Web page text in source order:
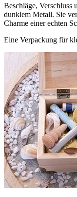
Beschläge, Verschluss
dunklem Metall. Sie
Charme einer echten
Eine Verpackung für